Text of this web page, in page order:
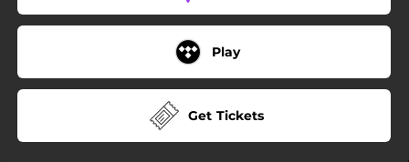
Play
Get Tickets